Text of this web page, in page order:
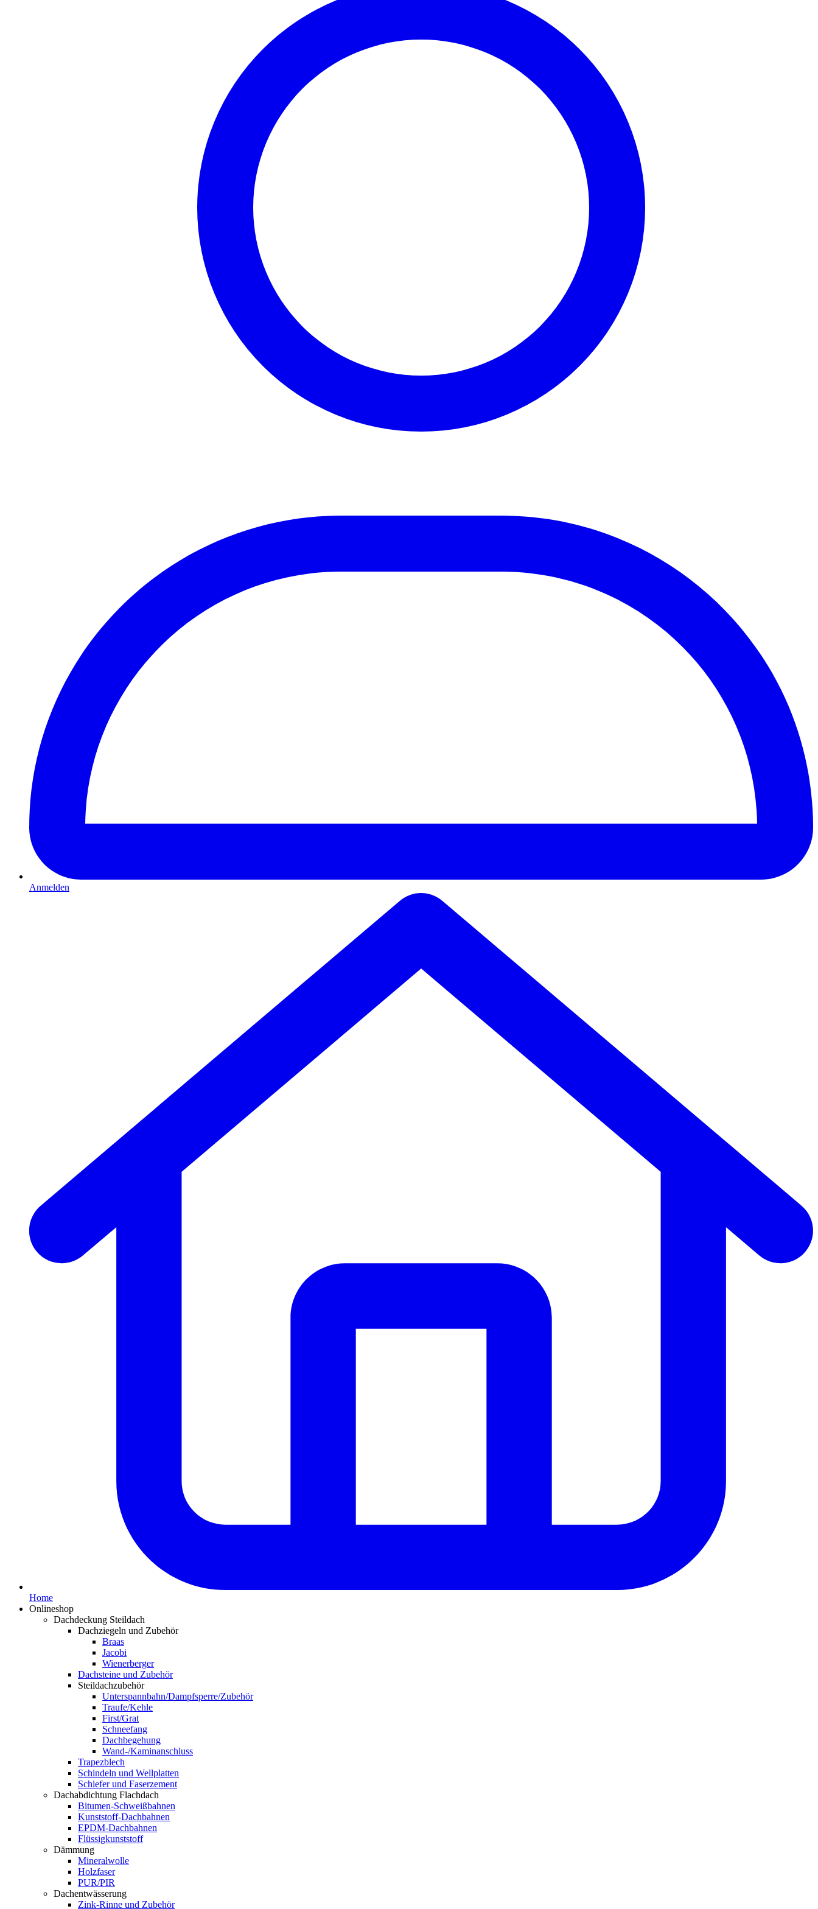
Anmelden
Home
Onlineshop
Dachdeckung Steildach
Dachziegeln und Zubehör
Braas
Jacobi
Wienerberger
Dachsteine und Zubehör
Steildachzubehör
Unterspannbahn/Dampfsperre/Zubehör
Traufe/Kehle
First/Grat
Schneefang
Dachbegehung
Wand-/Kaminanschluss
Trapezblech
Schindeln und Wellplatten
Schiefer und Faserzement
Dachabdichtung Flachdach
Bitumen-Schweißbahnen
Kunststoff-Dachbahnen
EPDM-Dachbahnen
Flüssigkunststoff
Dämmung
Mineralwolle
Holzfaser
PUR/PIR
Dachentwässerung
Zink-Rinne und Zubehör